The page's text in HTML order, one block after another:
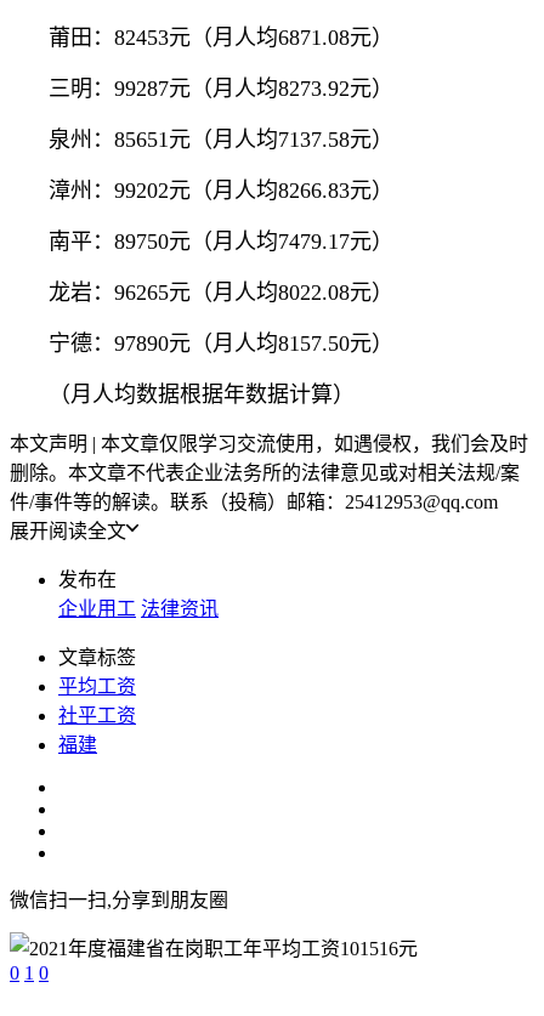
莆田：82453元（月人均6871.08元）
三明：99287元（月人均8273.92元）
泉州：85651元（月人均7137.58元）
漳州：99202元（月人均8266.83元）
南平：89750元（月人均7479.17元）
龙岩：96265元（月人均8022.08元）
宁德：97890元（月人均8157.50元）
（月人均数据根据年数据计算）
本文声明 | 本文章仅限学习交流使用，如遇侵权，我们会及时
删除。本文章不代表企业法务所的法律意见或对相关法规/案
件/事件等的解读。联系（投稿）邮箱：25412953@qq.com
展开阅读全文
发布在
企业用工 法律资讯
文章标签
平均工资
社平工资
福建
微信扫一扫,分享到朋友圈
0 1 0